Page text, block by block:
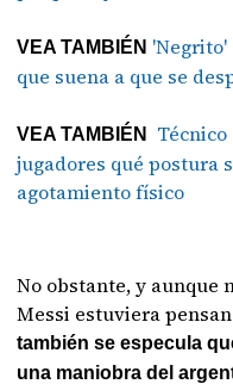
VEA TAMBIÉN
que suena a que se
VEA TAMBIÉN
jugadores qué postura
agotamiento físico
No obstante, y aunque
Messi estuviera
también se especula
una maniobra del